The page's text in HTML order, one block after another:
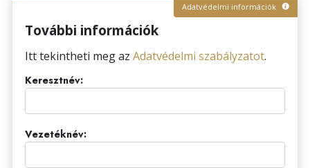
Adatvédelmi információk
További információk
Itt tekintheti meg az Adatvédelmi szabályzatot.
Keresztnév:
Vezetéknév: